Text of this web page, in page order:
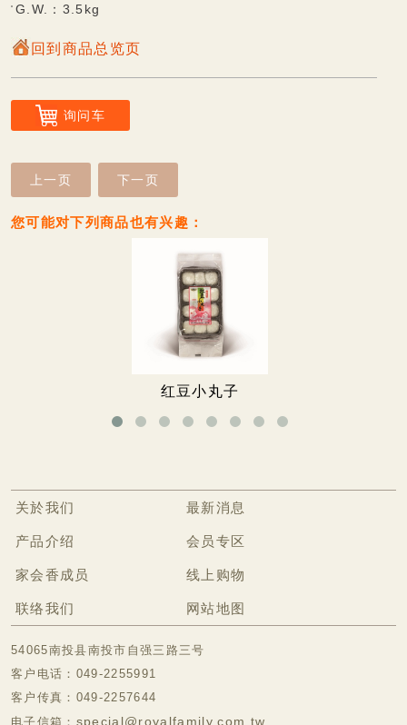
小丸子系列
大福系列
巧克力披覆系列
甜蜜牛轧糖系列
传统糕饼系列
无糖酥
胶原蛋白美颜冻
冷冻食品专区
G.W.：3.5kg
回到商品总览页
询问车
上一页 下一页
您可能对下列商品也有兴趣：
红豆小丸子
关於我们 最新消息
产品介绍 会员专区
家会香成员 线上购物
联络我们 网站地图
54065南投县南投市自强三路三号
客户电话：049-2255991
客户传真：049-2257644
电子信箱： special@royalfamily.com.tw